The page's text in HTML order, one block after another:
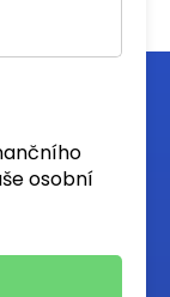
osobní